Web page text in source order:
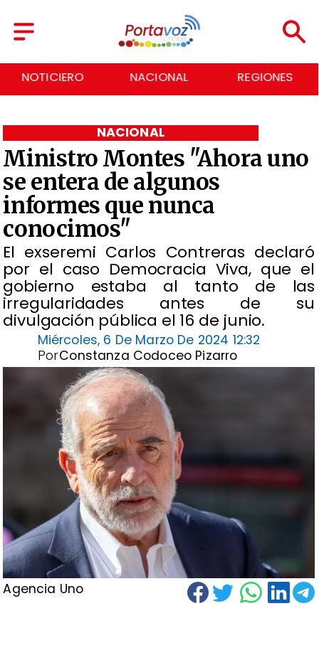
NACIONAL REGIONES ECONOMÍA
Ministro Montes "Ahora uno
se entera de algunos
informes que nunca
conocimos"
El exseremi Carlos Contreras declaró
por el caso Democracia Viva, que el
gobierno estaba al tanto de las
irregularidades antes de su
divulgación pública el 16 de junio.
NACIONAL
Miércoles, 6 De Marzo De 2024 12:32
Constanza Codoceo Pizarro
Por
Agencia Uno